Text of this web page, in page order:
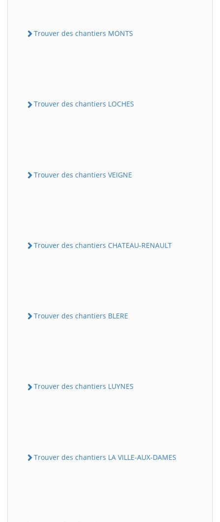
Trouver des chantiers MONTS
Trouver des chantiers LOCHES
Trouver des chantiers VEIGNE
Trouver des chantiers CHATEAU-RENAULT
Trouver des chantiers BLERE
Trouver des chantiers LUYNES
Trouver des chantiers LA VILLE-AUX-DAMES